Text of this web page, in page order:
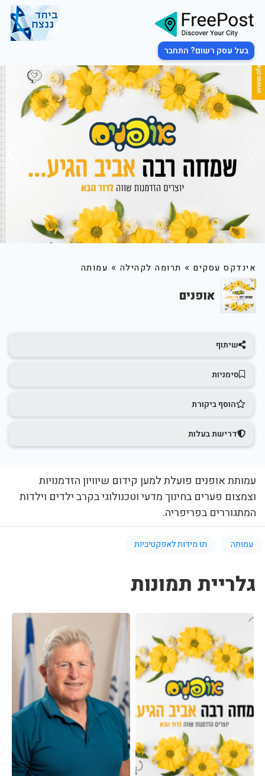
בעל עסק רשום? התחבר
אינדקס עסקים » תרומה לקהילה » עמותה
אופנים
שיתוף
סימניות
הוסף ביקורת
דרישת בעלות
עמותת אופנים פועלת למען קידום שיוויון הזדמנויות
וצמצום פערים בחינוך מדעי וטכנולוגי בקרב ילדים וילדות
המתגוררים בפריפריה.
עמותה תו מידות לאפקטיביות
גלריית תמונות